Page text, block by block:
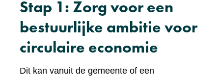
Stap 1: Zorg voor een
bestuurlijke ambitie voor
circulaire economie
Dit kan vanuit de gemeente of een